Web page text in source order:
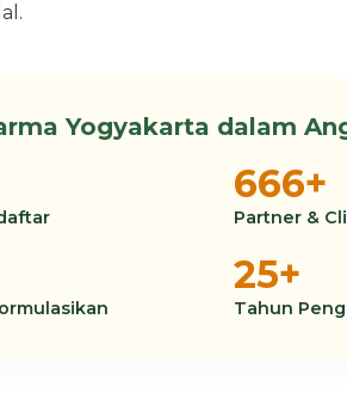
Yogyakarta dalam
666+
Partner &
25+
Tahun